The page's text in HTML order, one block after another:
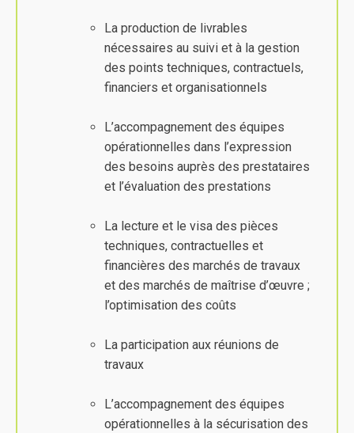
La production de livrables
nécessaires au suivi et à la gestion
des points techniques, contractuels,
financiers et organisationnels
L’accompagnement des équipes
opérationnelles dans l’expression
des besoins auprès des prestataires
et l’évaluation des prestations
La lecture et le visa des pièces
techniques, contractuelles et
financières des marchés de travaux
et des marchés de maîtrise d’œuvre ;
l’optimisation des coûts
La participation aux réunions de
travaux
L’accompagnement des équipes
opérationnelles à la sécurisation des